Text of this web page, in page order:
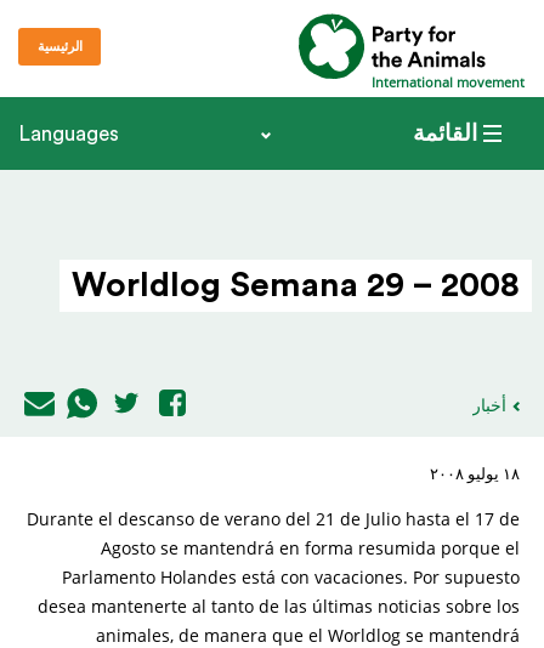
International movement
الرئيسية
القائمة Languages
Worldlog Semana 29 – 2008
أخبار
١٨ يوليو ٢٠٠٨
Durante el descanso de verano del 21 de Julio hasta el 17 de
Agosto se mantendrá en forma resumida porque el
Parlamento Holandes está con vacaciones. Por supuesto
desea mantenerte al tanto de las últimas noticias sobre los
animales, de manera que el Worldlog se mantendrá